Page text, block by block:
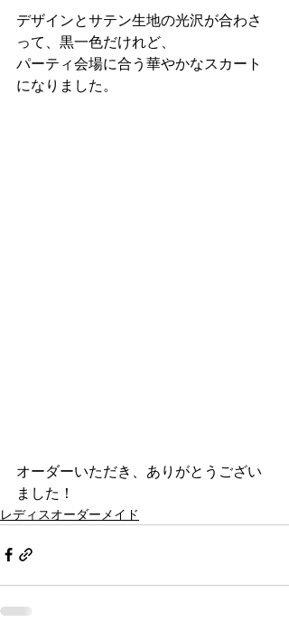
デザインとサテン生地の光沢が合わさ
って、黒一色だけれど、
パーティ会場に合う華やかなスカート
になりました。
オーダーいただき、ありがとうござい
ました！
レディスオーダーメイド